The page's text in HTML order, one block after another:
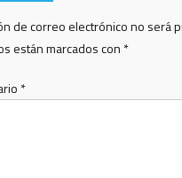
de correo electrónico no será
están marcados con *
*